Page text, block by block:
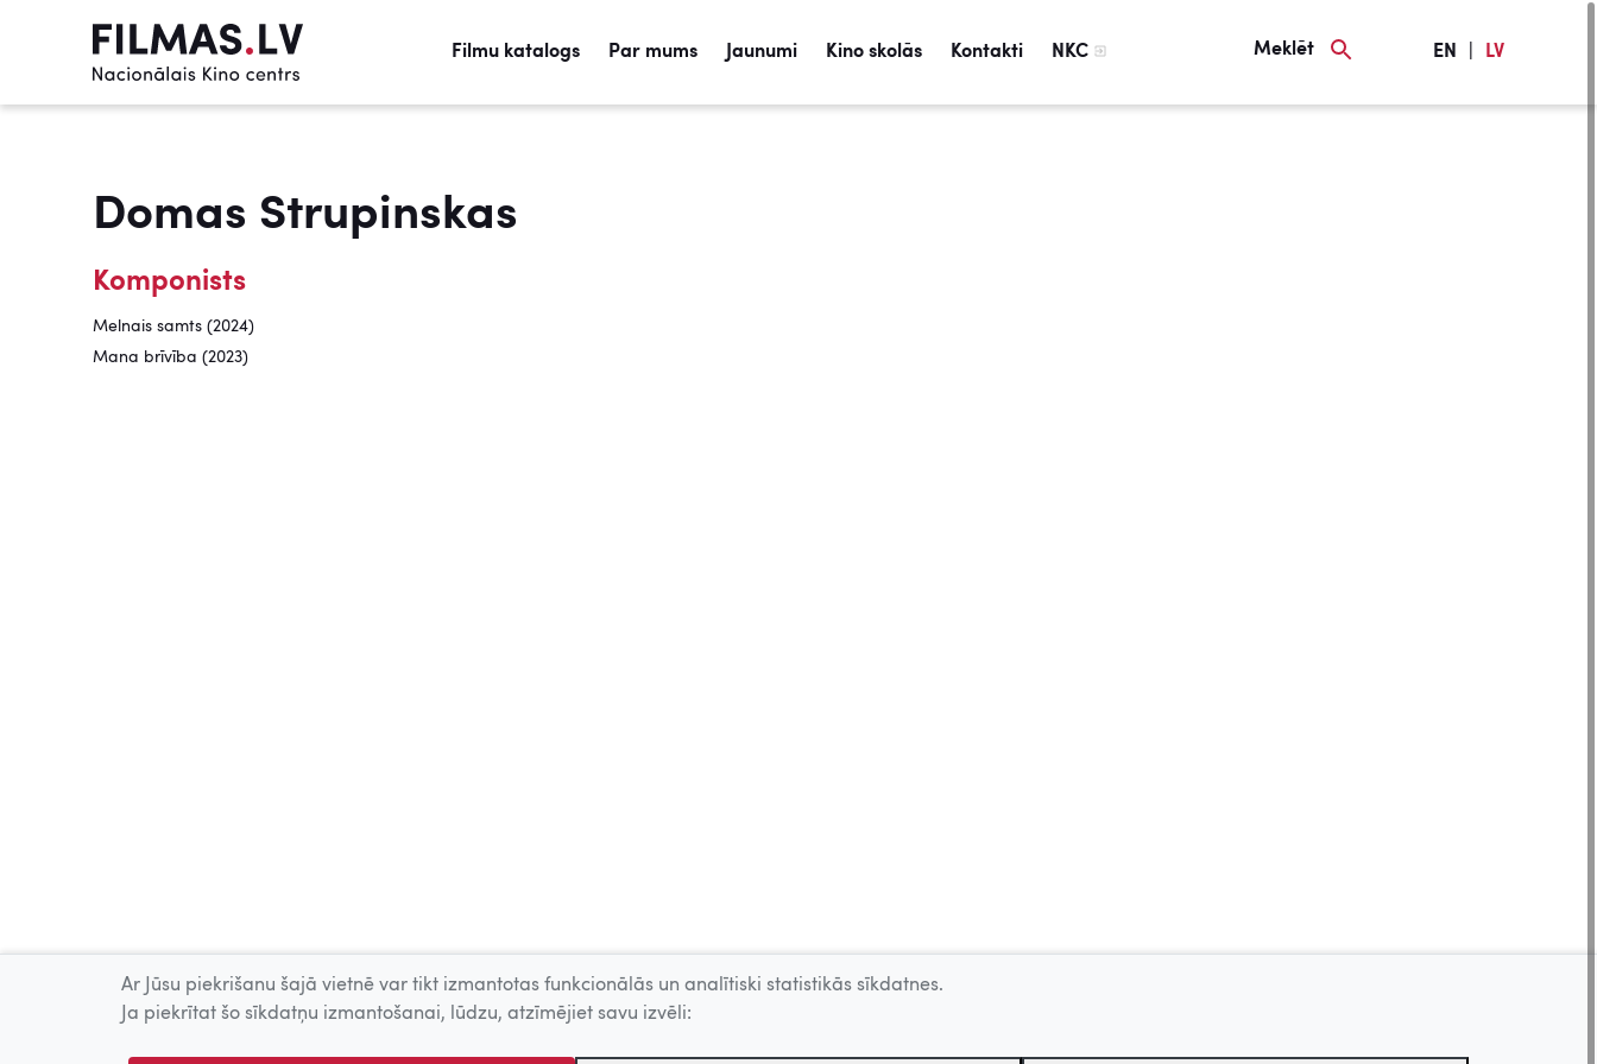
Filmu katalogs Par mums Jaunumi Kino skolās Kontakti NKC Meklēt EN LV
Domas Strupinskas
Komponists
Melnais samts (2024)
Mana brīvība (2023)
Ar Jūsu piekrišanu šajā vietnē var tikt izmantotas funkcionālās un analītiski statistikās sīkdatnes.
Ja piekrītat šo sīkdatņu izmantošanai, lūdzu, atzīmējiet savu izvēli: